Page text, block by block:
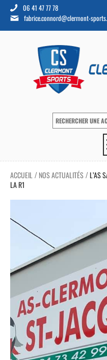
06 41 47 77 78
fabrice.connord@clermont-
ACCUEIL / NOS ACTUALITÉS /L’AS
LA R1